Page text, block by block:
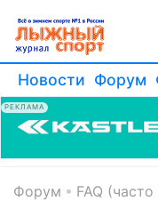
Новости Форум
РЕКЛАМА
Форум FAQ